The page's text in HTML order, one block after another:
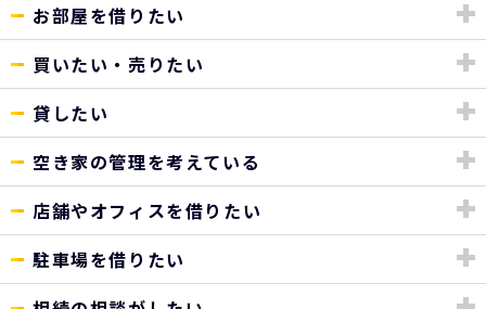
お部屋を借りたい
買いたい・売りたい
貸したい
空き家の管理を考えている
店舗やオフィスを借りたい
駐車場を借りたい